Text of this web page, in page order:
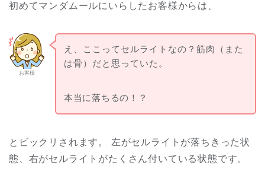
初めてマンダムールにいらしたお客様からは、
お客様
え、ここってセルライトなの？筋肉（また
は骨）だと思っていた。
本当に落ちるの！？
とビックリされます。 左がセルライトが落ちきった状
態、右がセルライトがたくさん付いている状態です。